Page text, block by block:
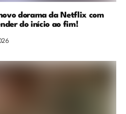
dorama da Netflix com
do início ao fim!